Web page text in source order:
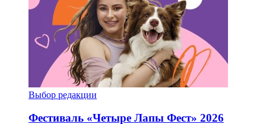
Выбор редакции
Фестиваль «Четыре Лапы Фест» 2026